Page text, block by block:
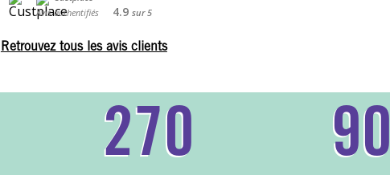
Avis authentifiés 4.9 sur5
Retrouvez tous les avis clients
270 90